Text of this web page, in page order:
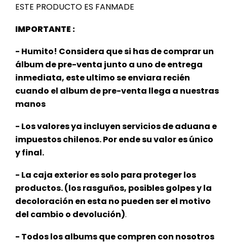
ESTE PRODUCTO ES FANMADE
IMPORTANTE :
- Humito! Considera que si has de comprar un
álbum de pre-venta junto a uno de entrega
inmediata, este ultimo se enviara recién
cuando el album de pre-venta llega a nuestras
manos
- Los valores ya incluyen servicios de aduana e
impuestos chilenos. Por ende su valor es único
y final.
- La caja exterior es solo para proteger los
productos. (los rasguños, posibles golpes y la
decoloración en esta no pueden ser el motivo
del cambio o devolución).
- Todos los albums que compren con nosotros